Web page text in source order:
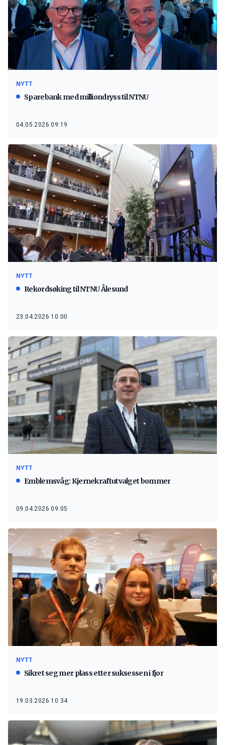
NYTT
Sparebank med milliondryss til NTNU
04.05.2026 09:19
NYTT
Rekordsøking til NTNU Ålesund
23.04.2026 10:00
NYTT
Emblemsvåg: Kjernekraftutvalget bommer
09.04.2026 09:05
NYTT
Sikret seg mer plass etter suksessen i fjor
19.03.2026 10:34